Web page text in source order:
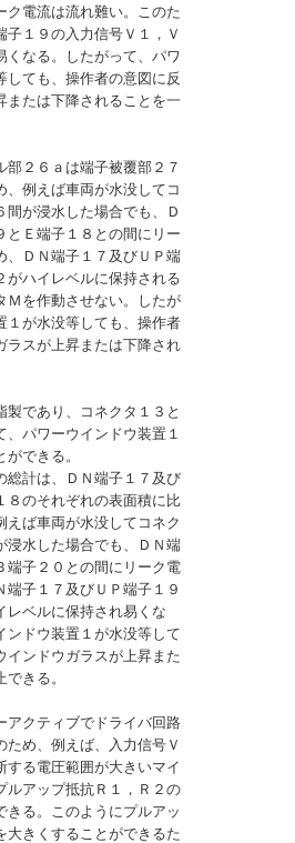
ク電流は流れ難い。このた
１９の入力信号Ｖ１，Ｖ
くなる。したがって、パワ
しても、操作者の意図に反
または下降されることを一
部２６ａは端子被覆部２７
、例えば車両が水没してコ
間が浸水した場合でも、Ｄ
とＥ端子１８との間にリー
、ＤＮ端子１７及びＵＰ端
がハイレベルに保持される
Ｍを作動させない。したが
１が水没等しても、操作者
ラスが上昇または下降され
製であり、コネクタ１３と
パワーウインドウ装置１
できる。
総計は、ＤＮ端子１７及び
８のそれぞれの表面積に比
えば車両が水没してコネク
浸水した場合でも、ＤＮ端
端子２０との間にリーク電
子１７及びＵＰ端子１９
レベルに保持され易くな
ンドウ装置１が水没等して
インドウガラスが上昇また
きる。
アクティブでドライバ回路
ため、例えば、入力信号Ｖ
する電圧範囲が大きいマイ
ルアップ抵抗Ｒ１，Ｒ２の
きる。このようにプルアッ
大きくすることができるた